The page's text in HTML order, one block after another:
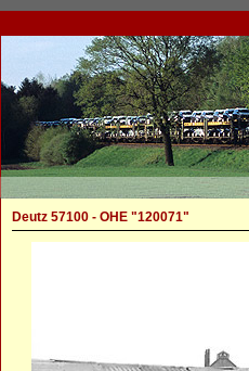
Deutz 57100 - OHE "120071"